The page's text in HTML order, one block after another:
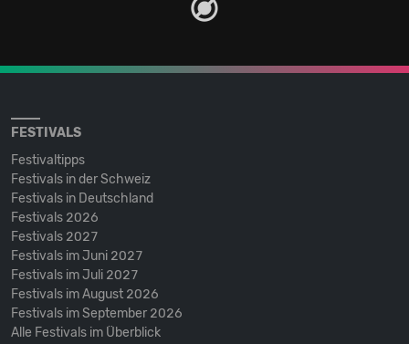
FESTIVALS
Festivaltipps
Festivals in der Schweiz
Festivals in Deutschland
Festivals 2026
Festivals 2027
Festivals im Juni 2027
Festivals im Juli 2027
Festivals im August 2026
Festivals im September 2026
Alle Festivals im Überblick